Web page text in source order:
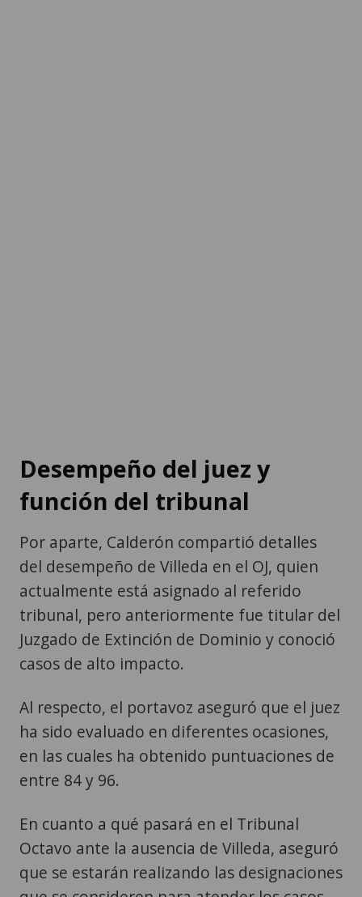
Desempeño del juez y
función del tribunal
Por aparte, Calderón compartió detalles
del desempeño de Villeda en el OJ, quien
actualmente está asignado al referido
tribunal, pero anteriormente fue titular del
Juzgado de Extinción de Dominio y conoció
casos de alto impacto.
Al respecto, el portavoz aseguró que el juez
ha sido evaluado en diferentes ocasiones,
en las cuales ha obtenido puntuaciones de
entre 84 y 96.
En cuanto a qué pasará en el Tribunal
Octavo ante la ausencia de Villeda, aseguró
que se estarán realizando las designaciones